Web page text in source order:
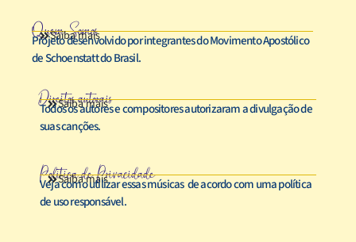
Quem Somos
Saiba mais
Projeto desenvolvido por integrantes do Movimento Apostólico
de Schoenstatt do Brasil.
Direitos autorais
Saiba mais
Todos os autores e compositores autorizaram a divulgação de
suas canções.
Política de Privacidade
Saiba mais
Veja como utilizar essas músicas de acordo com uma política
de uso responsável.